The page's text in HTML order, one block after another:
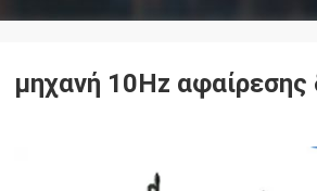
μηχανή 10Hz